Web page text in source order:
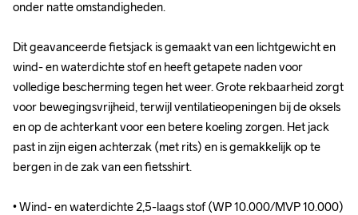
onder natte omstandigheden.
Dit geavanceerde fietsjack is gemaakt van een lichtgewicht en
wind- en waterdichte stof en heeft getapete naden voor
volledige bescherming tegen het weer. Grote rekbaarheid zorgt
voor bewegingsvrijheid, terwijl ventilatieopeningen bij de oksels
en op de achterkant voor een betere koeling zorgen. Het jack
past in zijn eigen achterzak (met rits) en is gemakkelijk op te
bergen in de zak van een fietsshirt.
• Wind- en waterdichte 2,5-laags stof (WP 10.000/MVP 10.000)
onder natte omstandigheden.
Dit geavanceerde fietsjack is gemaakt van een lichtgewicht en
wind- en waterdichte stof en heeft getapete naden voor
volledige bescherming tegen het weer. Grote rekbaarheid zorgt
voor bewegingsvrijheid, terwijl ventilatieopeningen bij de oksels
en op de achterkant voor een betere koeling zorgen. Het jack
past in zijn eigen achterzak (met rits) en is gemakkelijk op te
bergen in de zak van een fietsshirt.
• Wind- en waterdichte 2,5-laags stof (WP 10.000/MVP 10.000)